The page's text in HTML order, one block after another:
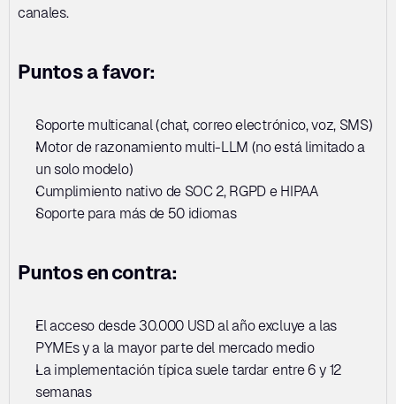
canales.
Puntos a favor:
Soporte multicanal (chat, correo electrónico, voz, SMS)
Motor de razonamiento multi-LLM (no está limitado a
un solo modelo)
Cumplimiento nativo de SOC 2, RGPD e HIPAA
Soporte para más de 50 idiomas
Puntos en contra:
El acceso desde 30.000 USD al año excluye a las
PYMEs y a la mayor parte del mercado medio
La implementación típica suele tardar entre 6 y 12
semanas